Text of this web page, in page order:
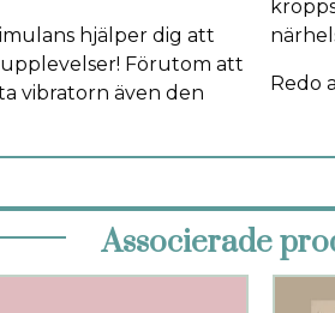
hjälper dig att
Förutom att
vibratorn även den
Redo
Associerade